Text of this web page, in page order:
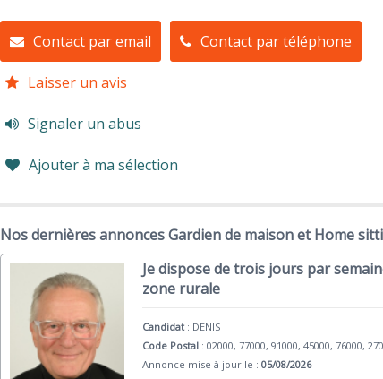
Contact par email Contact par téléphone
Laisser un avis
Signaler un abus
Ajouter à ma sélection
Nos dernières annonces Gardien de maison et Home
Je dispose de trois jours par
zone rurale
Candidat : DENIS
Code Postal : 02000, 77000, 91000, 45000, 76000,
Annonce mise à jour le :05/08/2026